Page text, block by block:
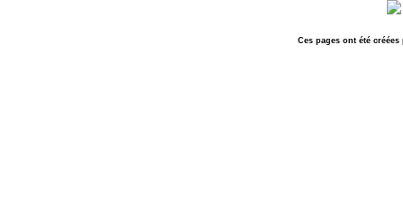
Ces pages ont été